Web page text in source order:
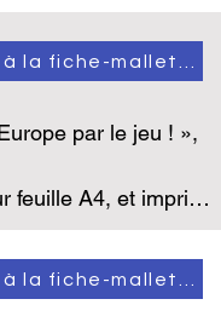
les différents
l’espace,
les différents
dans leur
au respect des
par le jeu ! »,
A4, et imprimer
(voire de les